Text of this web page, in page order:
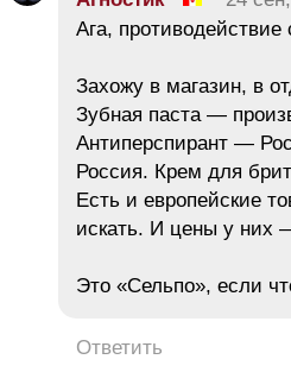
Ага, противодействие
Захожу в магазин, в
Зубная паста —
Антиперспирант —
Россия. Крем для
Есть и европейские
искать. И цены у них
Это «Сельпо», если
Ответить